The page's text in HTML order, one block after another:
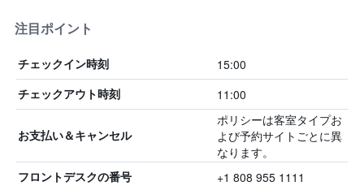
注目ポイント
チェックイン時刻 15:00
チェックアウト時刻 11:00
お支払い＆キャンセル
ポリシーは客室タイプお
よび予約サイトごとに異
なります。
フロントデスクの番号 +1 808 955 1111